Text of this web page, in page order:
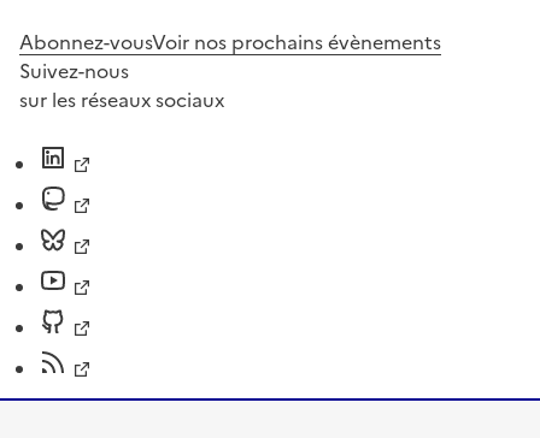
Abonnez-vousVoir nos prochains évènements
Suivez-nous
sur les réseaux sociaux